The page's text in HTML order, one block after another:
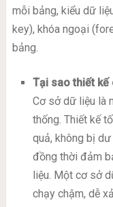
mỗi bảng, kiểu dữ
key), khóa ngoại
bảng.
Tại sao thiết kế
Cơ sở dữ liệu là
thống. Thiết kế
quả, không bị
đồng thời đảm
liệu. Một cơ sở
chạy chậm, dễ